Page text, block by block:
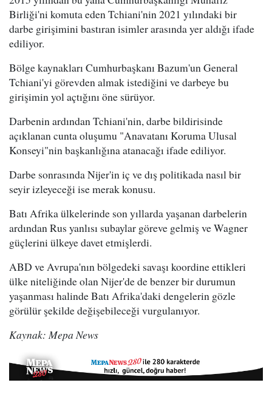
Birliği'ni komuta eden Tchiani'nin 2021 yılındaki bir
darbe girişimini bastıran isimler arasında yer aldığı ifade
ediliyor.
Bölge kaynakları Cumhurbaşkanı Bazum'un General
Tchiani'yi görevden almak istediğini ve darbeye bu
girişimin yol açtığını öne sürüyor.
Darbenin ardından Tchiani'nin, darbe bildirisinde
açıklanan cunta oluşumu "Anavatanı Koruma Ulusal
Konseyi"nin başkanlığına atanacağı ifade ediliyor.
Darbe sonrasında Nijer'in iç ve dış politikada nasıl bir
seyir izleyeceği ise merak konusu.
Batı Afrika ülkelerinde son yıllarda yaşanan darbelerin
ardından Rus yanlısı subaylar göreve gelmiş ve Wagner
güçlerini ülkeye davet etmişlerdi.
ABD ve Avrupa'nın bölgedeki savaşı koordine ettikleri
ülke niteliğinde olan Nijer'de de benzer bir durumun
yaşanması halinde Batı Afrika'daki dengelerin gözle
görülür şekilde değişebileceği vurgulanıyor.
Kaynak: Mepa News